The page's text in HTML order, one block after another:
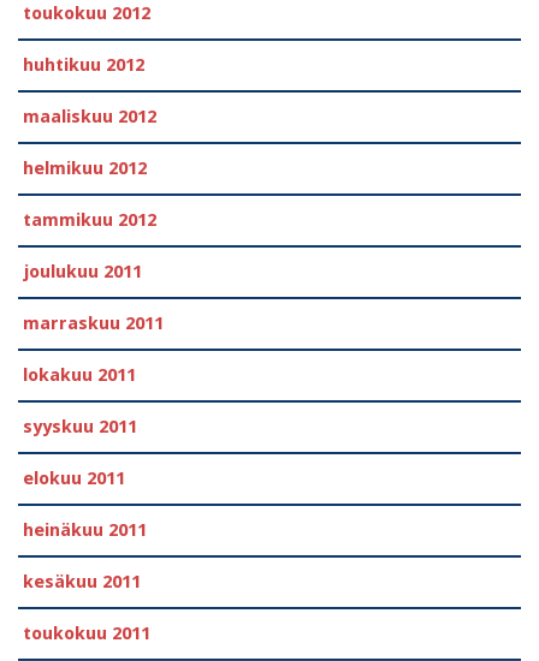
toukokuu 2012
huhtikuu 2012
maaliskuu 2012
helmikuu 2012
tammikuu 2012
joulukuu 2011
marraskuu 2011
lokakuu 2011
syyskuu 2011
elokuu 2011
heinäkuu 2011
kesäkuu 2011
toukokuu 2011